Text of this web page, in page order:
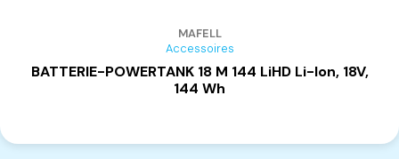
MAFELL
Accessoires
BATTERIE-POWERTANK 18 M 144 LiHD Li-Ion, 18V,
144 Wh